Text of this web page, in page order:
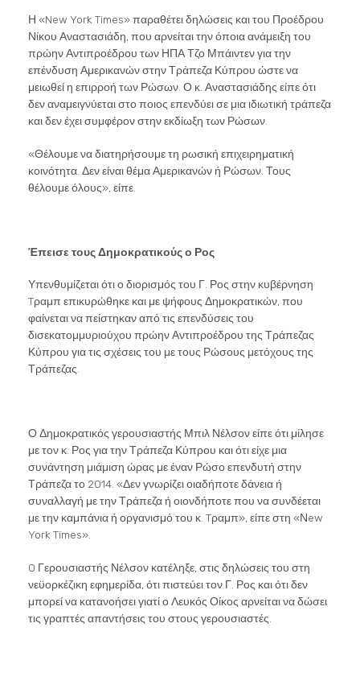
Η «New York Times» παραθέτει δηλώσεις και του Προέδρου
Νίκου Αναστασιάδη, που αρνείται την όποια ανάμειξη του
πρώην Αντιπροέδρου των ΗΠΑ Τζο Μπάιντεν για την
επένδυση Αμερικανών στην Τράπεζα Κύπρου ώστε να
μειωθεί η επιρροή των Ρώσων. Ο κ. Αναστασιάδης είπε ότι
δεν αναμειγνύεται στο ποιος επενδύει σε μια ιδιωτική τράπεζα
και δεν έχει συμφέρον στην εκδίωξη των Ρώσων.
«Θέλουμε να διατηρήσουμε τη ρωσική επιχειρηματική
κοινότητα. Δεν είναι θέμα Αμερικανών ή Ρώσων. Τους
θέλουμε όλους», είπε.
Έπεισε τους Δημοκρατικούς ο Ρος
Υπενθυμίζεται ότι ο διορισμός του Γ. Ρος στην κυβέρνηση
Tραμπ επικυρώθηκε και με ψήφους Δημοκρατικών, που
φαίνεται να πείστηκαν από τις επενδύσεις του
δισεκατομμυριούχου πρώην Αντιπροέδρου της Τράπεζας
Κύπρου για τις σχέσεις του με τους Ρώσους μετόχους της
Τράπεζας.
Ο Δημοκρατικός γερουσιαστής Μπιλ Νέλσον είπε ότι μίλησε
με τον κ. Ρος για την Τράπεζα Κύπρου και ότι είχε μια
συνάντηση μιάμιση ώρας με έναν Ρώσο επενδυτή στην
Τράπεζα το 2014. «Δεν γνωρίζει οιαδήποτε δάνεια ή
συναλλαγή με την Τράπεζα ή οιονδήποτε που να συνδέεται
με την καμπάνια ή οργανισμό του κ. Tραμπ», είπε στη «Νew
York Times».
O Γερουσιαστής Νέλσον κατέληξε, στις δηλώσεις του στη
νεϋορκέζικη εφημερίδα, ότι πιστεύει τον Γ. Ρος και ότι δεν
μπορεί να κατανοήσει γιατί ο Λευκός Οίκος αρνείται να δώσει
τις γραπτές απαντήσεις του στους γερουσιαστές.